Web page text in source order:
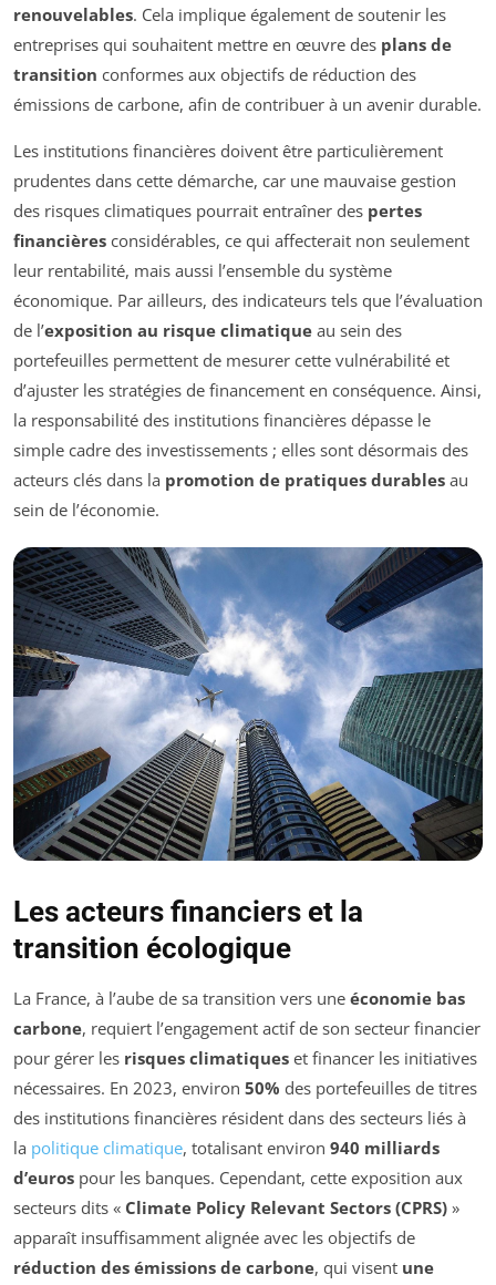
renouvelables. Cela implique également de soutenir les
entreprises qui souhaitent mettre en œuvre des plans de
transition conformes aux objectifs de réduction des
émissions de carbone, afin de contribuer à un avenir durable.
Les institutions financières doivent être particulièrement
prudentes dans cette démarche, car une mauvaise gestion
des risques climatiques pourrait entraîner des pertes
financières considérables, ce qui affecterait non seulement
leur rentabilité, mais aussi l’ensemble du système
économique. Par ailleurs, des indicateurs tels que l’évaluation
de l’exposition au risque climatique au sein des
portefeuilles permettent de mesurer cette vulnérabilité et
d’ajuster les stratégies de financement en conséquence. Ainsi,
la responsabilité des institutions financières dépasse le
simple cadre des investissements ; elles sont désormais des
acteurs clés dans la promotion de pratiques durables au
sein de l’économie.
Les acteurs financiers et la
transition écologique
La France, à l’aube de sa transition vers une économie bas
carbone, requiert l’engagement actif de son secteur financier
pour gérer les risques climatiques et financer les initiatives
nécessaires. En 2023, environ 50% des portefeuilles de titres
des institutions financières résident dans des secteurs liés à
la politique climatique, totalisant environ 940 milliards
d’euros pour les banques. Cependant, cette exposition aux
secteurs dits « Climate Policy Relevant Sectors (CPRS) »
apparaît insuffisamment alignée avec les objectifs de
réduction des émissions de carbone, qui visent une